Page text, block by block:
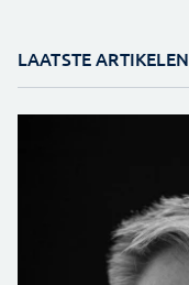
LAATSTE ARTIKELEN